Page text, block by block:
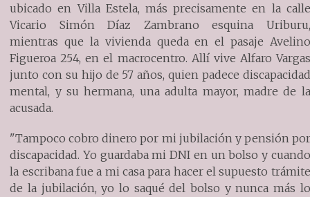
ubicado en Villa Estela, más precisamente en la calle
Vicario Simón Díaz Zambrano esquina Uriburu,
mientras que la vivienda queda en el pasaje Avelino
Figueroa 254, en el macrocentro. Allí vive Alfaro Vargas
junto con su hijo de 57 años, quien padece discapacidad
mental, y su hermana, una adulta mayor, madre de la
acusada.
"Tampoco cobro dinero por mi jubilación y pensión por
discapacidad. Yo guardaba mi DNI en un bolso y cuando
la escribana fue a mi casa para hacer el supuesto trámite
de la jubilación, yo lo saqué del bolso y nunca más lo